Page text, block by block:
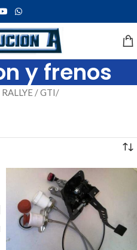
y frenos
/ GTI